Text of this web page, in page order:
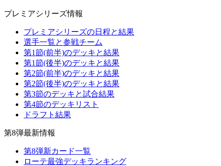
プレミアシリーズ情報
プレミアシリーズの日程と結果
選手一覧と参戦チーム
第1節(前半)のデッキと結果
第1節(後半)のデッキと結果
第2節(前半)のデッキと結果
第2節(後半)のデッキと結果
第3節のデッキと試合結果
第4節のデッキリスト
ドラフト結果
第8弾最新情報
第8弾新カード一覧
ローテ最強デッキランキング